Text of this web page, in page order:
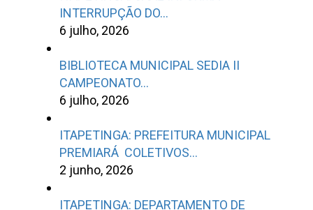
INTERRUPÇÃO DO…
6 julho, 2026
BIBLIOTECA MUNICIPAL SEDIA II
CAMPEONATO…
6 julho, 2026
ITAPETINGA: PREFEITURA MUNICIPAL
PREMIARÁ COLETIVOS…
2 junho, 2026
ITAPETINGA: DEPARTAMENTO DE